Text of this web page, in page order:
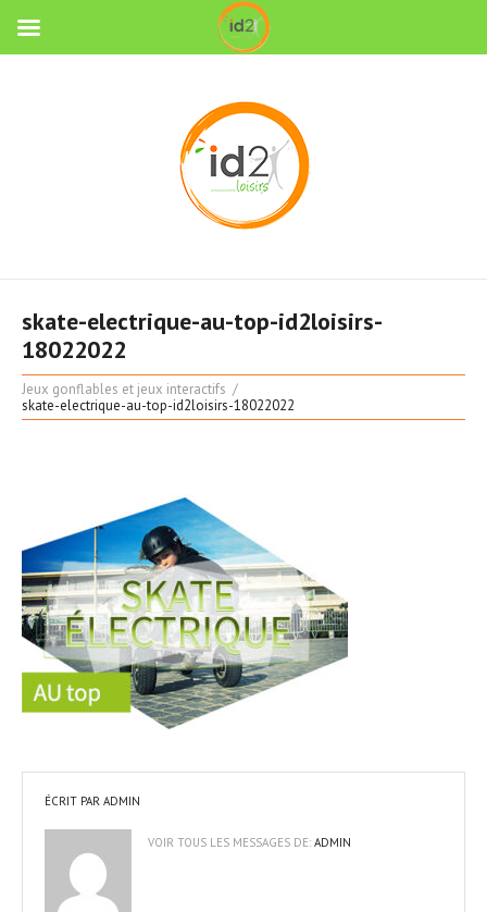
skate-electrique-au-top-id2loisirs-
18022022
Jeux gonflables et jeux interactifs
skate-electrique-au-top-id2loisirs-18022022
ÉCRIT PAR ADMIN
VOIR TOUS LES MESSAGES DE: ADMIN